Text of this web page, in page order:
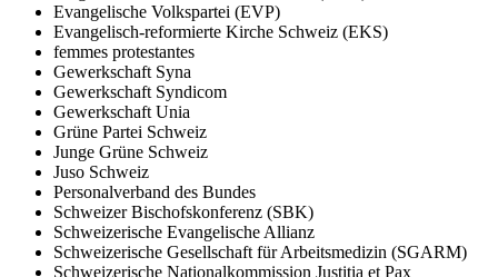
Evangelische Volkspartei (EVP)
Evangelisch-reformierte Kirche Schweiz (EKS)
femmes protestantes
Gewerkschaft Syna
Gewerkschaft Syndicom
Gewerkschaft Unia
Grüne Partei Schweiz
Junge Grüne Schweiz
Juso Schweiz
Personalverband des Bundes
Schweizer Bischofskonferenz (SBK)
Schweizerische Evangelische Allianz
Schweizerische Gesellschaft für Arbeitsmedizin (SGARM)
Schweizerische Nationalkommission Justitia et Pax